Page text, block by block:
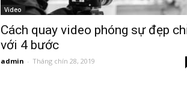
Video
Cách quay video phóng sự đẹp
với 4 bước
admin - Tháng chín 28, 2019